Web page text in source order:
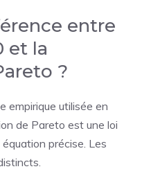
entre
et la
?
empirique utilisée en
de Pareto est une loi
précise. Les